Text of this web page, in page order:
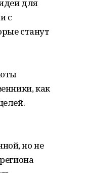
для
с
станут
как
но не